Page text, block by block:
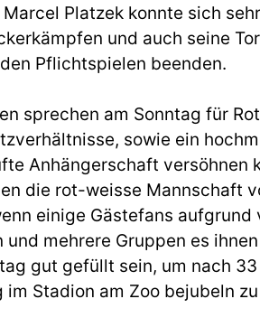
Platzek konnte sich
und auch seine
Pflichtspielen beenden.
sprechen am Sonntag für
sowie ein
Anhängerschaft versöhnen
die rot-weisse Mannschaft
einige Gästefans
mehrere Gruppen es
gut gefüllt sein, um nach
Stadion am Zoo bejubeln